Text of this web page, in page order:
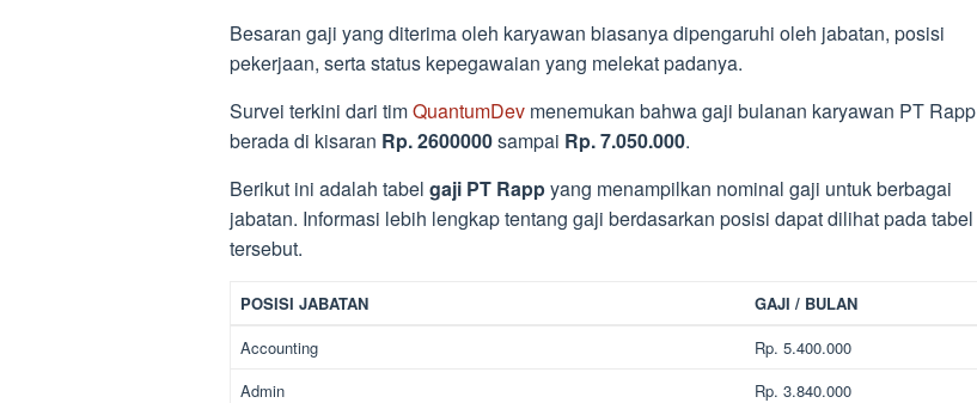
Besaran gaji yang diterima oleh karyawan biasanya dipengaruhi oleh jabatan, posisi
pekerjaan, serta status kepegawaian yang melekat padanya.
Survei terkini dari timQuantumDev menemukan bahwa gaji bulanan karyawan PT Rapp
berada di kisaran Rp. 2600000sampai Rp. 7.050.000.
Berikut ini adalah tabel gaji PT Rappyang menampilkan nominal gaji untuk berbagai
jabatan. Informasi lebih lengkap tentang gaji berdasarkan posisi dapat dilihat pada tabel
tersebut.
POSISI JABATAN
GAJI / BULAN
Accounting
Rp. 5.400.000
Admin
Rp. 3.840.000